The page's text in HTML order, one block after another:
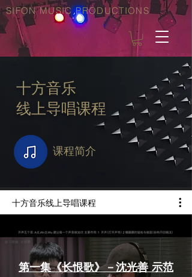
SIFON MUSIC PRODUCTIONS
十方音乐
线上导唱课程
​课程简介
十方音乐线上导唱课程
第一集《长恨歌》－沈光善 示范